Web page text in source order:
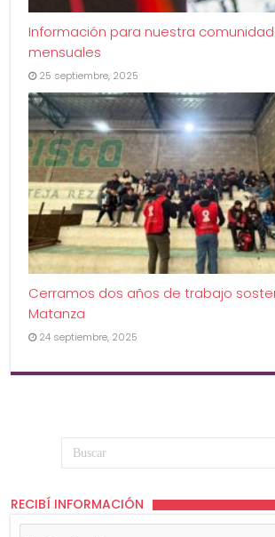
Información para nuestra
mensuales
25 septiembre, 2025
Cerramos dos años de trabajo
Matanza
24 septiembre, 2025
RECIBÍ INFORMACIÓN
Tu